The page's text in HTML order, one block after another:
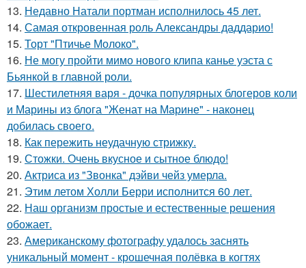
13. Недавно Натали портман исполнилось 45 лет.
14. Самая откровенная роль Александры даддарио!
15. Торт "Птичье Молоко".
16. Не могу пройти мимо нового клипа канье уэста с
Бьянкой в главной роли.
17. Шестилетняя варя - дочка популярных блогеров коли
и Марины из блога "Женат на Марине" - наконец
добилась своего.
18. Как пережить неудачную стрижку.
19. Стожки. Очень вкусное и сытное блюдо!
20. Актриса из "Звонка" дэйви чейз умерла.
21. Этим летом Холли Берри исполнится 60 лет.
22. Наш организм простые и естественные решения
обожает.
23. Американскому фотографу удалось заснять
уникальный момент - крошечная полёвка в когтях